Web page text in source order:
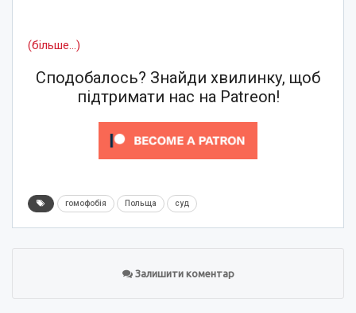
(більше…)
Сподобалось? Знайди хвилинку, щоб
підтримати нас на Patreon!
гомофобія Польща суд
Залишити коментар